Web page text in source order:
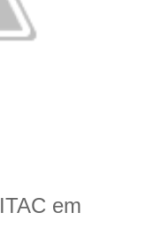
em